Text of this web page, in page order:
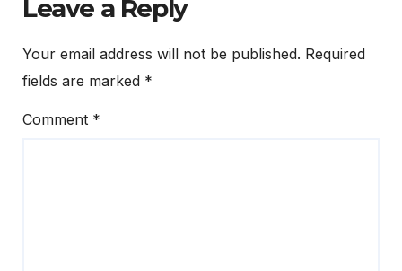
Leave a Reply
Your email address will not be published. Required
fields are marked *
Comment *